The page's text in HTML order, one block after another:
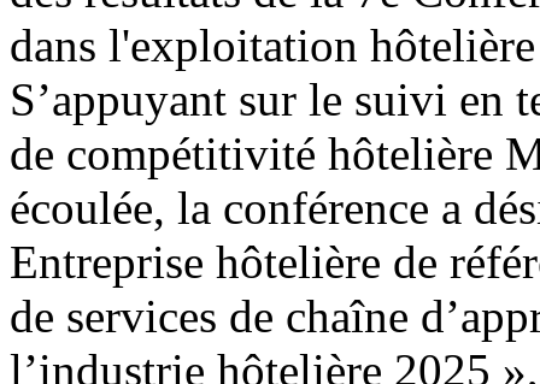
dans l'exploitation
S’appuyant sur le suivi en
de compétitivité hôtelière
écoulée, la conférence a
Entreprise hôtelière de
de services de chaîne
l’industrie hôtelière 2025